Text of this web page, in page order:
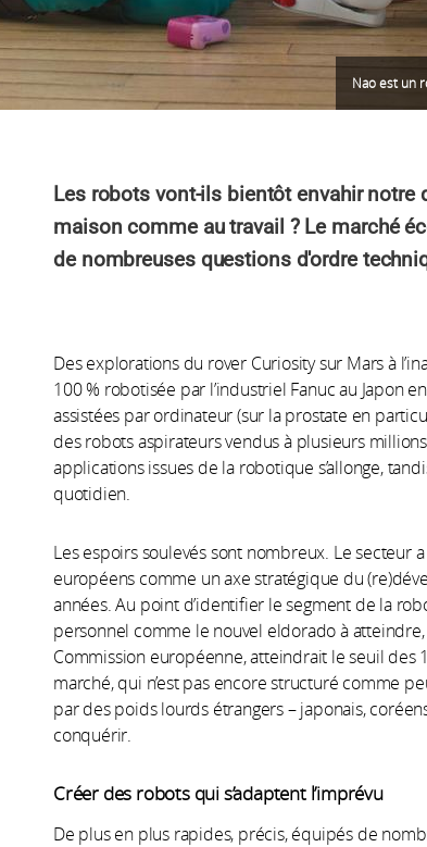
Nao est un
Les robots vont-ils bientôt envahir notre
maison comme au travail ? Le marché
de nombreuses questions d'ordre
Des explorations du rover Curiosity sur Mars à
100 % robotisée par l’industriel Fanuc au Japon
assistées par ordinateur (sur la prostate en
des robots aspirateurs vendus à plusieurs
applications issues de la robotique s’allonge,
quotidien.
Les espoirs soulevés sont nombreux. Le secteur
européens comme un axe stratégique du
années. Au point d’identifier le segment de la
personnel comme le nouvel eldorado à
Commission européenne, atteindrait le seuil des
marché, qui n’est pas encore structuré comme
par des poids lourds étrangers – japonais,
conquérir.
Créer des robots qui s’adaptent l’imprévu
De plus en plus rapides, précis, équipés de